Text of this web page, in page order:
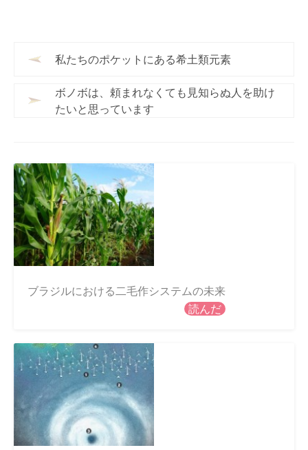
私たちのポケットにある希土類元素
ボノボは、頼まれなくても見知らぬ人を助け
たいと思っています
ブラジルにおける二毛作システムの未来
読んだ